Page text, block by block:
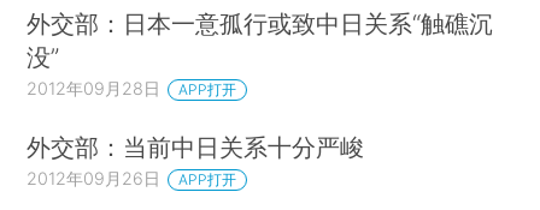
外交部：日本一意孤行或致中日关系“触礁沉
没”
2012年09月28日 APP打开
外交部：当前中日关系十分严峻
2012年09月26日 APP打开